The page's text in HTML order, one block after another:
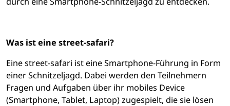
Was ist eine street-safari?
Eine street-safari ist eine Smartphone-Führung in Form
einer Schnitzeljagd. Dabei werden den Teilnehmern
Fragen und Aufgaben über ihr mobiles Device
(Smartphone, Tablet, Laptop) zugespielt, die sie lösen